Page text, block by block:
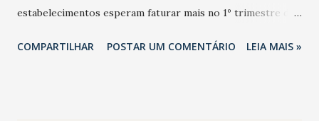
estabelecimentos esperam faturar mais no 1º trimestre de
relação ao último trimestre deste ano, 56% também
COMPARTILHAR POSTAR UM COMENTÁRIO LEIA MAIS »